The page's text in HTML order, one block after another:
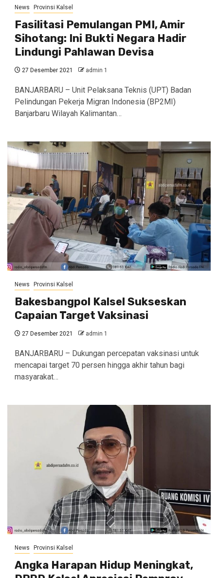
News Provinsi Kalsel
Fasilitasi Pemulangan PMI, Amir
Sihotang: Ini Bukti Negara Hadir
Lindungi Pahlawan Devisa
27 Desember 2021 admin 1
BANJARBARU – Unit Pelaksana Teknis (UPT) Badan
Pelindungan Pekerja Migran Indonesia (BP2MI)
Banjarbaru Wilayah Kalimantan…
News Provinsi Kalsel
Bakesbangpol Kalsel Sukseskan
Capaian Target Vaksinasi
27 Desember 2021 admin 1
BANJARBARU – Dukungan percepatan vaksinasi untuk
mencapai target 70 persen hingga akhir tahun bagi
masyarakat…
News Provinsi Kalsel
Angka Harapan Hidup Meningkat,